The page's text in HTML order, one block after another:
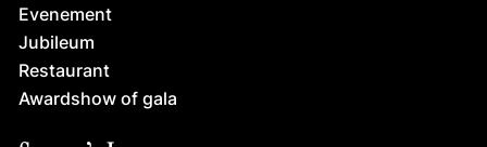
Evenement
Jubileum
Restaurant
Awardshow of gala